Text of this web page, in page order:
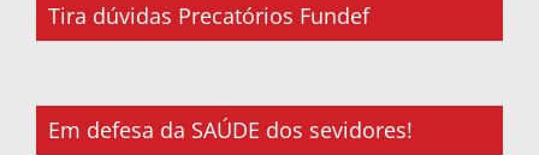
Tira dúvidas Precatórios Fundef
Em defesa da SAÚDE dos sevidores!